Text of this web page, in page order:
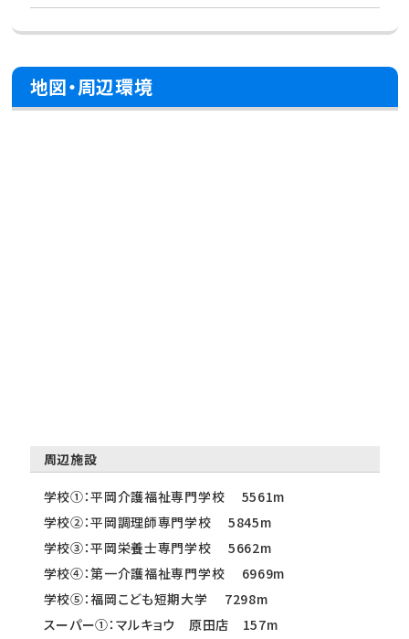
地図・周辺環境
周辺施設
学校①：平岡介護福祉専門学校 5561m
学校②：平岡調理師専門学校 5845m
学校③：平岡栄養士専門学校 5662m
学校④：第一介護福祉専門学校 6969m
学校⑤：福岡こども短期大学 7298m
スーパー①：マルキョウ 原田店 157m